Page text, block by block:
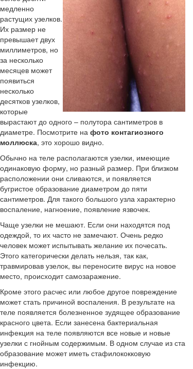
медленно
растущих узелков.
Их размер не
превышает двух
миллиметров, но
за несколько
месяцев может
появиться
несколько
десятков узелков,
которые
вырастают до одного – полутора сантиметров в
диаметре. Посмотрите на фото контагиозного
моллюска, это хорошо видно.
Обычно на теле располагаются узелки, имеющие
одинаковую форму, но разный размер. При близком
расположении они сливаются, и появляется
бугристое образование диаметром до пяти
сантиметров. Для такого большого узла характерно
воспаление, нагноение, появление язвочек.
Чаще узелки не мешают. Если они находятся под
одеждой, то их часто не замечают. Очень редко
человек может испытывать желание их почесать.
Этого категорически делать нельзя, так как,
травмировав узелок, вы переносите вирус на новое
место, происходит самозаражение.
Кроме этого расчес или любое другое повреждение
может стать причиной воспаления. В результате на
теле появляется болезненное зудящее образование
красного цвета. Если занесена бактериальная
инфекция на теле появляются все новые и новые
узелки с гнойным содержимым. В одном случае из ста
образование может иметь стафилококковую
инфекцию.